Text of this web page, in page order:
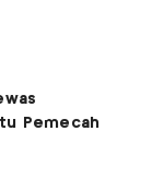
Pemecah